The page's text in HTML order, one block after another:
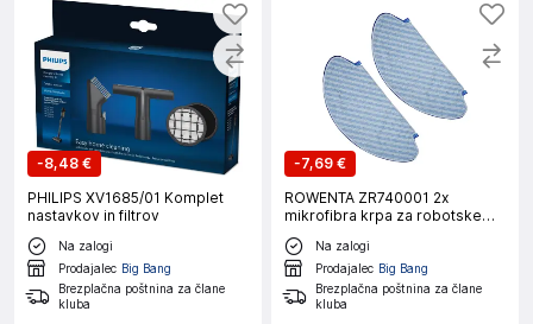
-8,48 €
PHILIPS XV1685/01 Komplet
nastavkov in filtrov
Na zalogi
Prodajalec Big Bang
Brezplačna poštnina za člane
kluba
-7,69 €
ROWENTA ZR740001 2x
mikrofibra krpa za robotske
sesalnike
Na zalogi
Prodajalec Big Bang
Brezplačna poštnina za člane
kluba